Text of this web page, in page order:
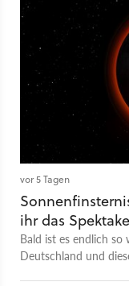
vor 5 Tagen
ihr das
Bald ist es endlich
Deutschland und